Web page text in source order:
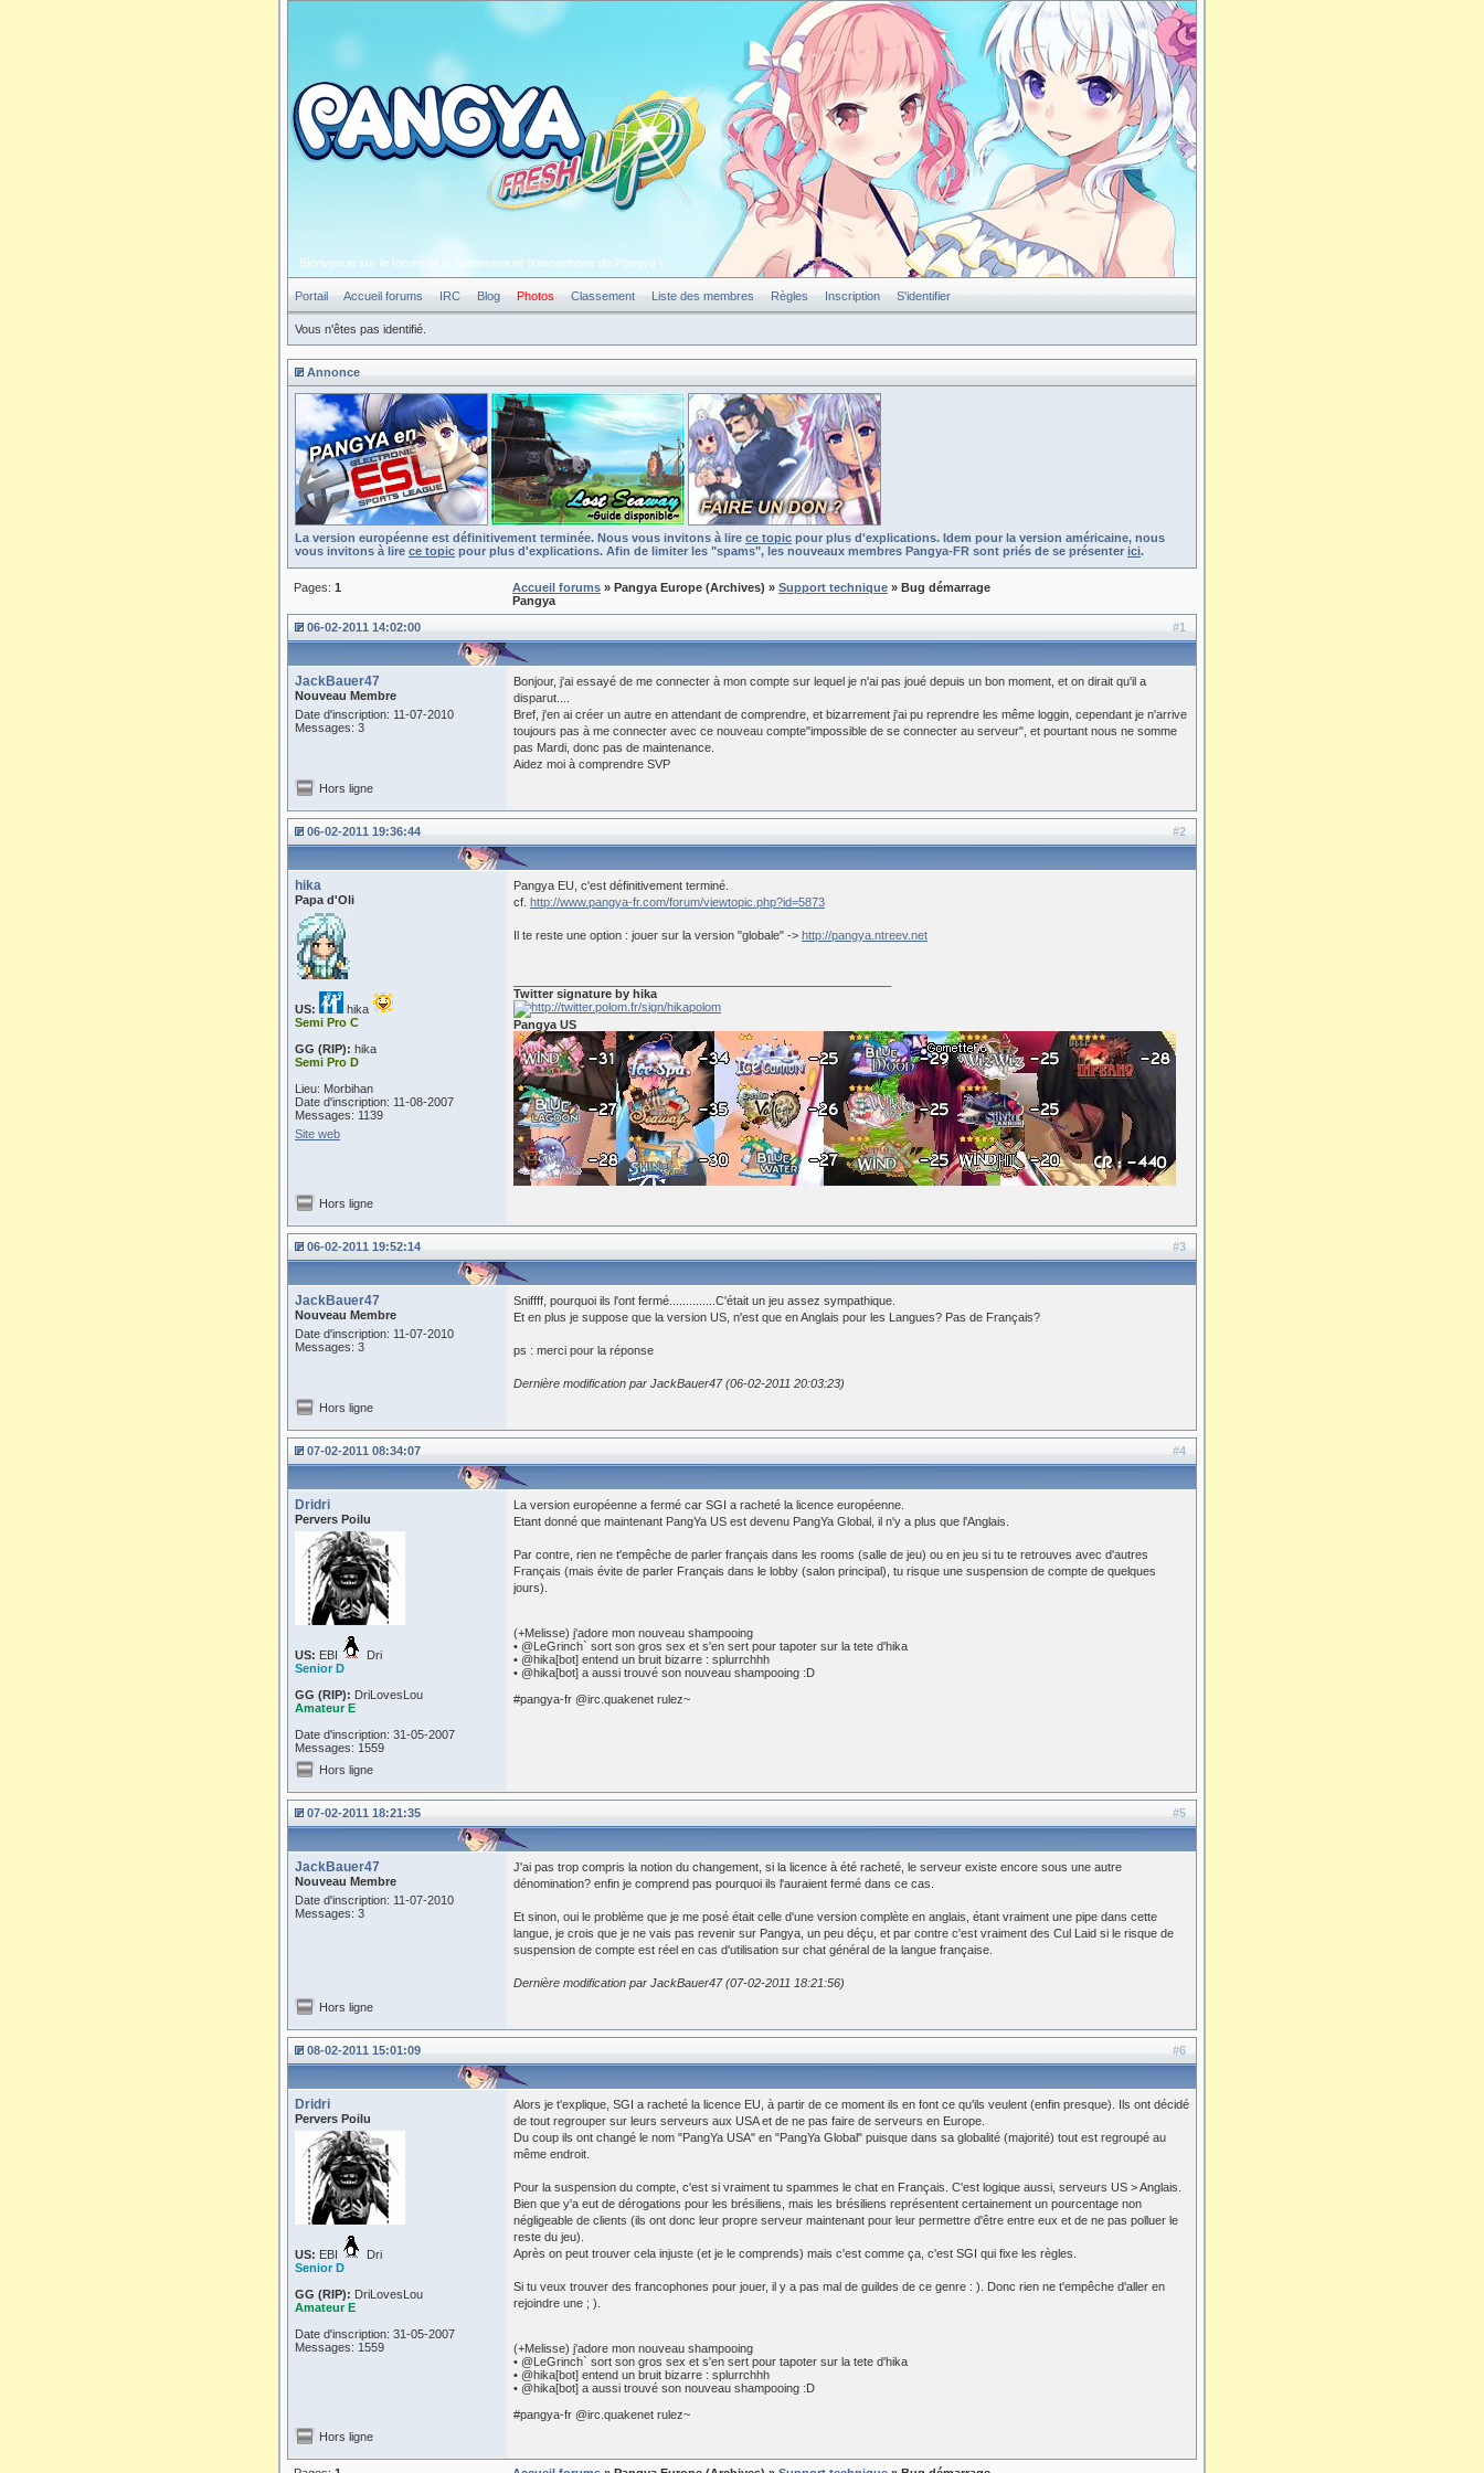
Bienvenue sur le forum de la communauté francophone de Pangya !
Portail Accueil forums IRC Blog Photos Classement Liste des membres Règles Inscription S'identifier
Vous n'êtes pas identifié.
Annonce
La version européenne est définitivement terminée. Nous vous invitons à lire ce topic pour plus d'explications. Idem pour la version américaine, nous
vous invitons à lire ce topic pour plus d'explications. Afin de limiter les "spams", les nouveaux membres Pangya-FR sont priés de se présenter ici.
Pages: 1 Accueil forums » Pangya Europe (Archives) » Support technique » Bug démarrage
Pangya
#1
06-02-2011 14:02:00
JackBauer47
Nouveau Membre
Date d'inscription: 11-07-2010
Messages: 3
Bonjour, j'ai essayé de me connecter à mon compte sur lequel je n'ai pas joué depuis un bon moment, et on dirait qu'il a
disparut....
Bref, j'en ai créer un autre en attendant de comprendre, et bizarrement j'ai pu reprendre les même loggin, cependant je n'arrive
toujours pas à me connecter avec ce nouveau compte"impossible de se connecter au serveur", et pourtant nous ne somme
pas Mardi, donc pas de maintenance.
Aidez moi à comprendre SVP
Hors ligne
#2
06-02-2011 19:36:44
hika
Papa d'Oli
US:
hika
Semi Pro C
GG (RIP): hika
Semi Pro D
Lieu: Morbihan
Date d'inscription: 11-08-2007
Messages: 1139
Site web
Pangya EU, c'est définitivement terminé.
cf. http://www.pangya-fr.com/forum/viewtopic.php?id=5873
Il te reste une option : jouer sur la version "globale" -> http://pangya.ntreev.net
Twitter signature by hika
Pangya US
Hors ligne
#3
06-02-2011 19:52:14
JackBauer47
Nouveau Membre
Date d'inscription: 11-07-2010
Messages: 3
Sniffff, pourquoi ils l'ont fermé..............C'était un jeu assez sympathique.
Et en plus je suppose que la version US, n'est que en Anglais pour les Langues? Pas de Français?
ps : merci pour la réponse
Dernière modification par JackBauer47 (06-02-2011 20:03:23)
Hors ligne
#4
07-02-2011 08:34:07
Dridri
Pervers Poilu
US: EBI
Dri
Senior D
GG (RIP): DriLovesLou
Amateur E
Date d'inscription: 31-05-2007
Messages: 1559
La version européenne a fermé car SGI a racheté la licence européenne.
Etant donné que maintenant PangYa US est devenu PangYa Global, il n'y a plus que l'Anglais.
Par contre, rien ne t'empêche de parler français dans les rooms (salle de jeu) ou en jeu si tu te retrouves avec d'autres
Français (mais évite de parler Français dans le lobby (salon principal), tu risque une suspension de compte de quelques
jours).
(+Melisse) j'adore mon nouveau shampooing
• @LeGrinch` sort son gros sex et s'en sert pour tapoter sur la tete d'hika
• @hika[bot] entend un bruit bizarre : splurrchhh
• @hika[bot] a aussi trouvé son nouveau shampooing :D
#pangya-fr @irc.quakenet rulez~
Hors ligne
#5
07-02-2011 18:21:35
JackBauer47
Nouveau Membre
Date d'inscription: 11-07-2010
Messages: 3
J'ai pas trop compris la notion du changement, si la licence à été racheté, le serveur existe encore sous une autre
dénomination? enfin je comprend pas pourquoi ils l'auraient fermé dans ce cas.
Et sinon, oui le problème que je me posé était celle d'une version complète en anglais, étant vraiment une pipe dans cette
langue, je crois que je ne vais pas revenir sur Pangya, un peu déçu, et par contre c'est vraiment des Cul Laid si le risque de
suspension de compte est réel en cas d'utilisation sur chat général de la langue française.
Dernière modification par JackBauer47 (07-02-2011 18:21:56)
Hors ligne
#6
08-02-2011 15:01:09
Dridri
Pervers Poilu
US: EBI
Dri
Senior D
GG (RIP): DriLovesLou
Amateur E
Date d'inscription: 31-05-2007
Messages: 1559
Alors je t'explique, SGI a racheté la licence EU, à partir de ce moment ils en font ce qu'ils veulent (enfin presque). Ils ont décidé
de tout regrouper sur leurs serveurs aux USA et de ne pas faire de serveurs en Europe.
Du coup ils ont changé le nom "PangYa USA" en "PangYa Global" puisque dans sa globalité (majorité) tout est regroupé au
même endroit.
Pour la suspension du compte, c'est si vraiment tu spammes le chat en Français. C'est logique aussi, serveurs US > Anglais.
Bien que y'a eut de dérogations pour les brésiliens, mais les brésiliens représentent certainement un pourcentage non
négligeable de clients (ils ont donc leur propre serveur maintenant pour leur permettre d'être entre eux et de ne pas polluer le
reste du jeu).
Après on peut trouver cela injuste (et je le comprends) mais c'est comme ça, c'est SGI qui fixe les règles.
Si tu veux trouver des francophones pour jouer, il y a pas mal de guildes de ce genre : ). Donc rien ne t'empêche d'aller en
rejoindre une ; ).
(+Melisse) j'adore mon nouveau shampooing
• @LeGrinch` sort son gros sex et s'en sert pour tapoter sur la tete d'hika
• @hika[bot] entend un bruit bizarre : splurrchhh
• @hika[bot] a aussi trouvé son nouveau shampooing :D
#pangya-fr @irc.quakenet rulez~
Hors ligne